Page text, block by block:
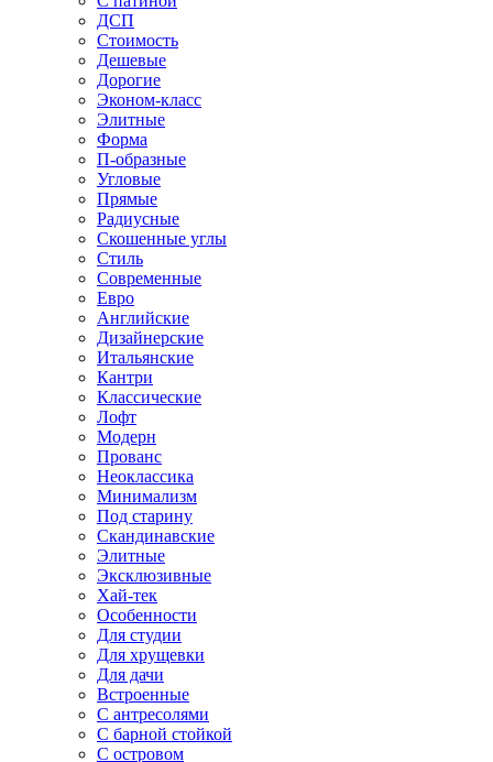
ДСП
Стоимость
Дешевые
Дорогие
Эконом-класс
Элитные
Форма
П-образные
Угловые
Прямые
Радиусные
Скошенные углы
Стиль
Современные
Евро
Английские
Дизайнерские
Итальянские
Кантри
Классические
Лофт
Модерн
Прованс
Неоклассика
Минимализм
Под старину
Скандинавские
Элитные
Эксклюзивные
Хай-тек
Особенности
Для студии
Для хрущевки
Для дачи
Встроенные
С антресолями
С барной стойкой
С островом